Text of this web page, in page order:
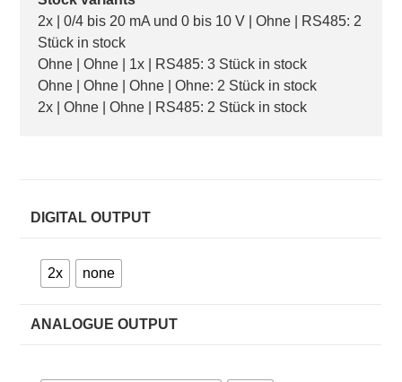
2x | 0/4 bis 20 mA und 0 bis 10 V | Ohne | RS485: 2
Stück in stock
Ohne | Ohne | 1x | RS485: 3 Stück in stock
Ohne | Ohne | Ohne | Ohne: 2 Stück in stock
2x | Ohne | Ohne | RS485: 2 Stück in stock
DIGITAL OUTPUT
2x none
ANALOGUE OUTPUT